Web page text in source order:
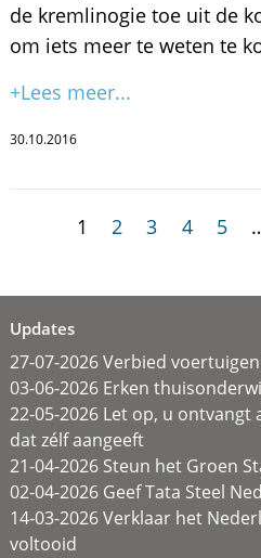
de kremlinogie toe uit de
om iets meer te weten te
+Lees meer...
30.10.2016
1 2 3 4 5
Updates
27-07-2026 Verbied
03-06-2026 Erken
22-05-2026 Let op, u ontvangt
dat zélf aangeeft
21-04-2026 Steun het Groen
02-04-2026 Geef Tata Steel
14-03-2026 Verklaar het
voltooid